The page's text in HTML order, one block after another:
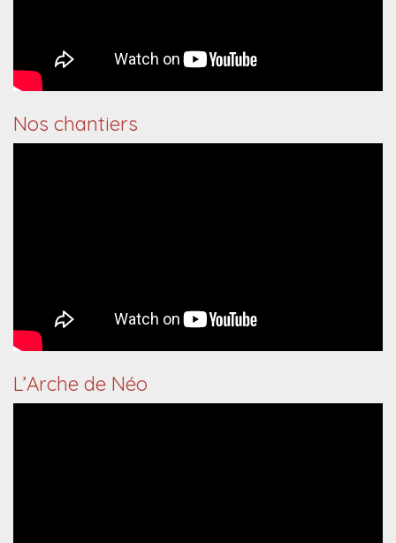
Nos chantiers
L’Arche de Néo